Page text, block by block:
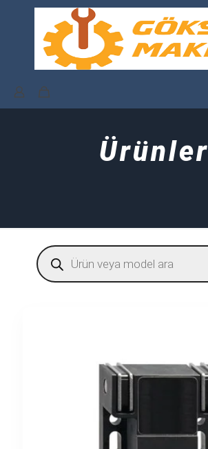
Ürünler
Products
search